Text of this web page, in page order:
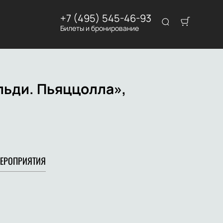
+7 (495) 545-46-93
Билеты и бронирование
Пьяццолла»,